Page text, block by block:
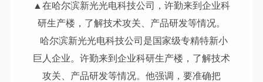
▲在哈尔滨新光光电科技公司，许勤来到企业科
研生产楼，了解技术攻关、产品研发等情况。
哈尔滨新光光电科技公司是国家级专精特新小
巨人企业。许勤来到企业科研生产楼，了解技术
攻关、产品研发等情况。他强调，要准确把